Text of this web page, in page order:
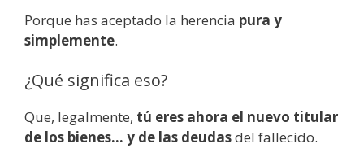
Porque has aceptado la herencia pura y
simplemente.
¿Qué significa eso?
Que, legalmente, tú eres ahora el nuevo titular
de los bienes… y de las deudasdel fallecido.